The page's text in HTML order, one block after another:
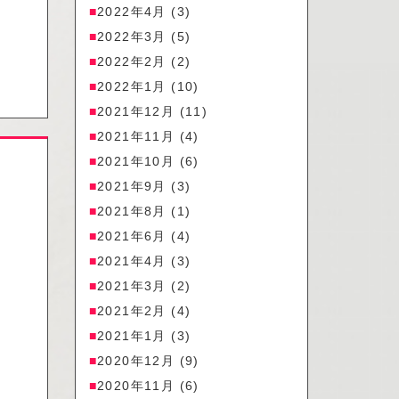
2022年4月
(3)
2022年3月
(5)
2022年2月
(2)
2022年1月
(10)
2021年12月
(11)
2021年11月
(4)
2021年10月
(6)
2021年9月
(3)
2021年8月
(1)
2021年6月
(4)
2021年4月
(3)
2021年3月
(2)
2021年2月
(4)
2021年1月
(3)
2020年12月
(9)
2020年11月
(6)